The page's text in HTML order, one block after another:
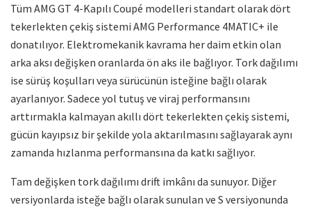
Tüm AMG GT 4-Kapılı Coupé modelleri standart olarak dört
tekerlekten çekiş sistemi AMG Performance 4MATIC+ ile
donatılıyor. Elektromekanik kavrama her daim etkin olan
arka aksı değişken oranlarda ön aks ile bağlıyor. Tork dağılımı
ise sürüş koşulları veya sürücünün isteğine bağlı olarak
ayarlanıyor. Sadece yol tutuş ve viraj performansını
arttırmakla kalmayan akıllı dört tekerlekten çekiş sistemi,
gücün kayıpsız bir şekilde yola aktarılmasını sağlayarak aynı
zamanda hızlanma performansına da katkı sağlıyor.
Tam değişken tork dağılımı drift imkânı da sunuyor. Diğer
versiyonlarda isteğe bağlı olarak sunulan ve S versiyonunda